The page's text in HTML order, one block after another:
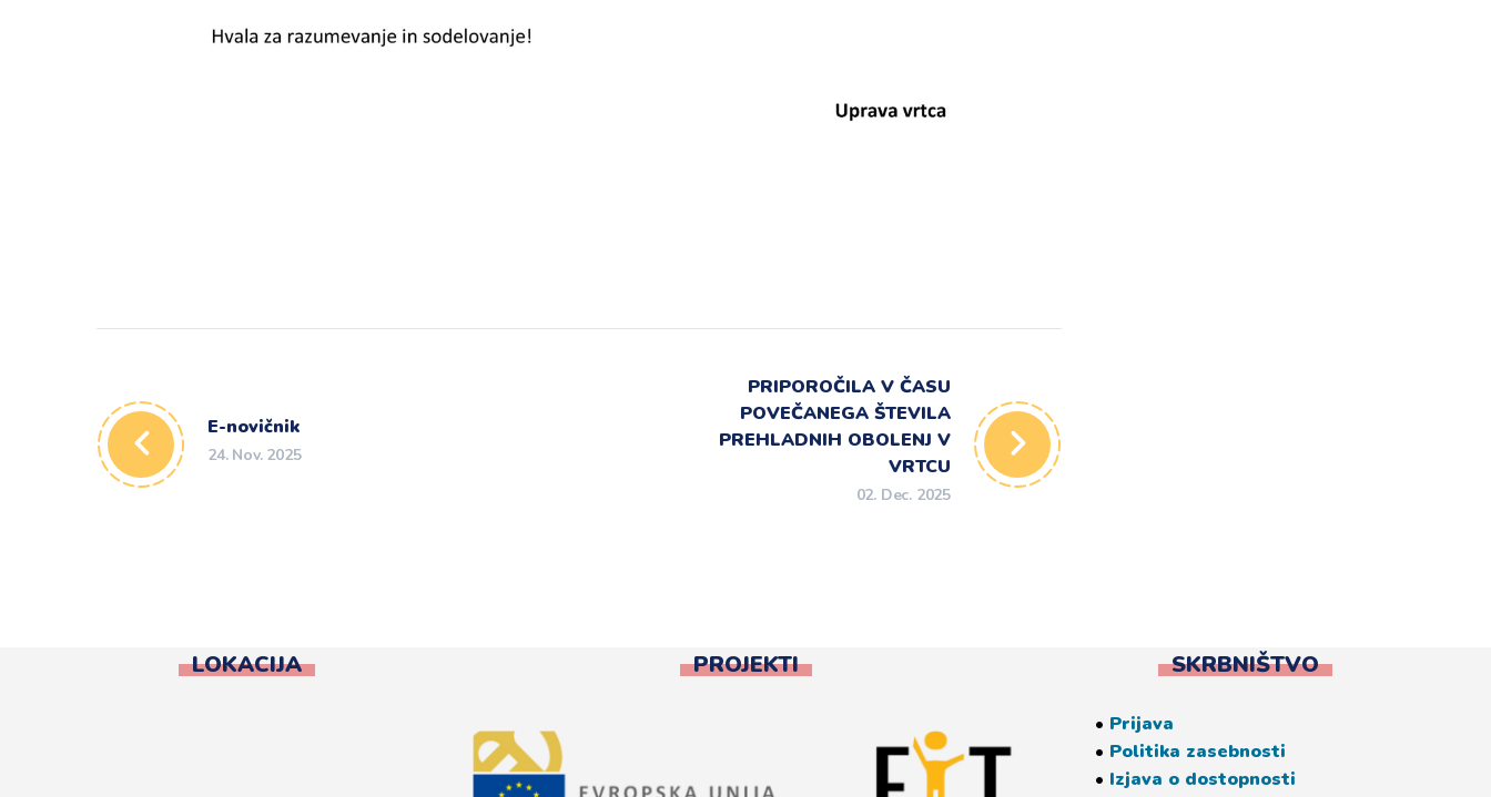
E-novičnik
24. Nov. 2025
PRIPOROČILA V ČASU
POVEČANEGA ŠTEVILA
PREHLADNIH OBOLENJ V
VRTCU
02. Dec. 2025
LOKACIJA PROJEKTI SKRBNIŠTVO
• Prijava
• Politika zasebnosti
• Izjava o dostopnosti